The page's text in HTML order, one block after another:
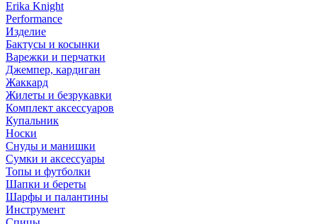
Erika Knight
Performance
Изделие
Бактусы и косынки
Варежки и перчатки
Джемпер, кардиган
Жаккард
Жилеты и безрукавки
Комплект аксессуаров
Купальник
Носки
Снуды и манишки
Сумки и аксессуары
Топы и футболки
Шапки и береты
Шарфы и палантины
Инструмент